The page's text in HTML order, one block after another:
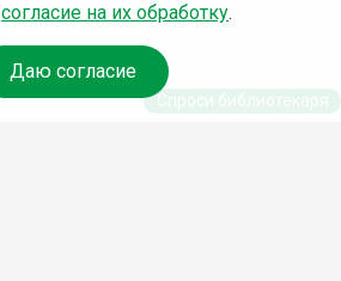
согласие на их обработку.
Даю согласие
Спроси библиотекаря